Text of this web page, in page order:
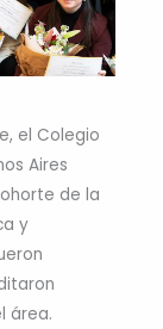
el Colegio
Aires
de la
y
área.